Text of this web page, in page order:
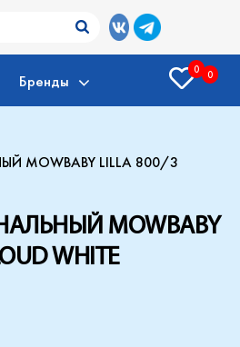
Бренды
0 0
MOWBABY LILLA 800/3
MOWBABY
WHITE